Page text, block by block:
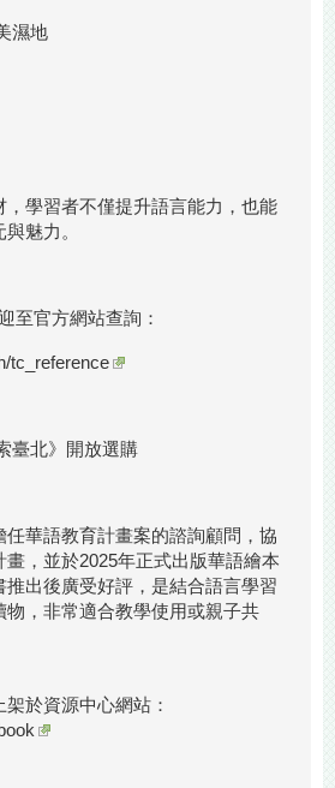
濕地
，學習者不僅提升語言能力，也能
魅力。
至官方網站查詢：
tc_reference
臺北》開放選購
任華語教育計畫案的諮詢顧問，協
，並於2025年正式出版華語繪本
推出後廣受好評，是結合語言學習
物，非常適合教學使用或親子共
於資源中心網站：